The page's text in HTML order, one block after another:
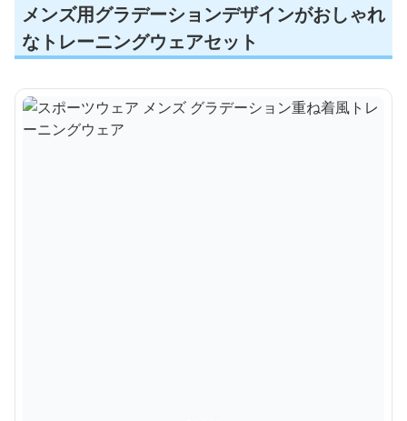
メンズ用グラデーションデザインがおしゃれ
なトレーニングウェアセット